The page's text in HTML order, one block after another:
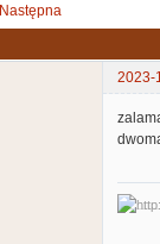
Następna
2023-